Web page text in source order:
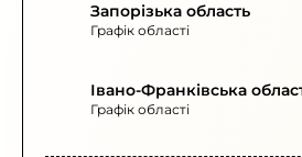
Запорізька область
Графік області
Івано-Франківська
Графік області